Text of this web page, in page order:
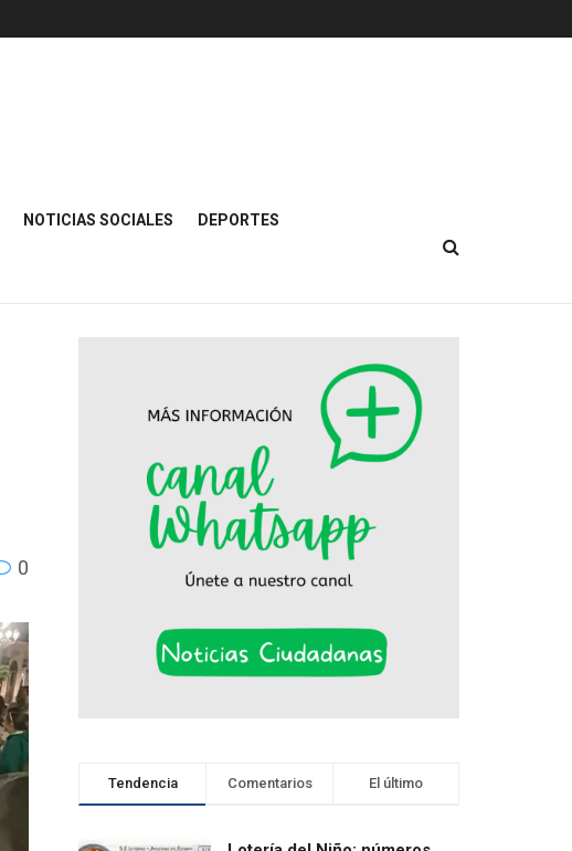
NOTICIAS SOCIALES DEPORTES
0
Tendencia Comentarios El último